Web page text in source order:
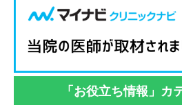
「お役立ち情報」カ